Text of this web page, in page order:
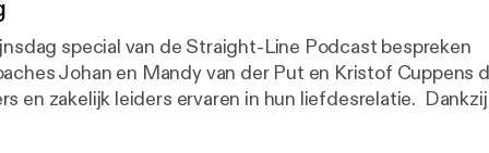
special van de Straight-Line Podcast bespreken
Johan en Mandy van der Put en Kristof Cuppens
leiders ervaren in hun liefdesrelatie. Dankzij de krachtige